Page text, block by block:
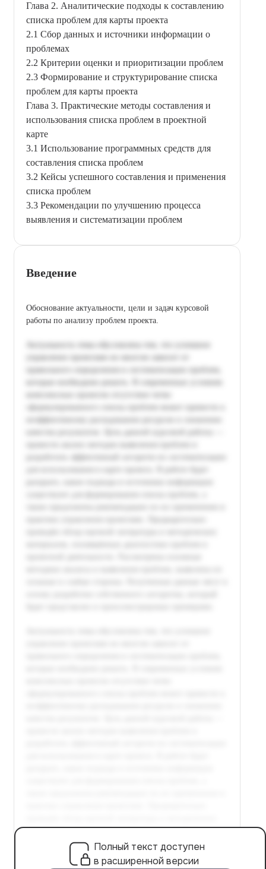
Глава 2. Аналитические подходы к составлению
списка проблем для карты проекта
2.1 Сбор данных и источники информации о
проблемах
2.2 Критерии оценки и приоритизации проблем
2.3 Формирование и структурирование списка
проблем для карты проекта
Глава 3. Практические методы составления и
использования списка проблем в проектной
карте
3.1 Использование программных средств для
составления списка проблем
3.2 Кейсы успешного составления и применения
списка проблем
3.3 Рекомендации по улучшению процесса
выявления и систематизации проблем
Введение
Обоснование актуальности, цели и задач курсовой
работы по анализу проблем проекта.
Полный текст доступен
в расширенной версии